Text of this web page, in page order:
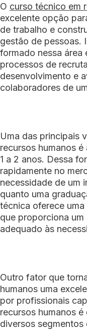
O curso técnico em
excelente opção
de trabalho e
gestão de pessoas.
formado nessa área
processos de
desenvolvimento e
colaboradores de
Uma das principais
recursos humanos
1 a 2 anos. Dessa
rapidamente no
necessidade de um
quanto uma
técnica oferece
que proporciona
adequado às
Outro fator que
humanos uma
por profissionais
recursos humanos
diversos